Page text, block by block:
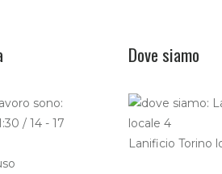
sono:
/ 14 - 17
Dove siamo
Lanificio Torino